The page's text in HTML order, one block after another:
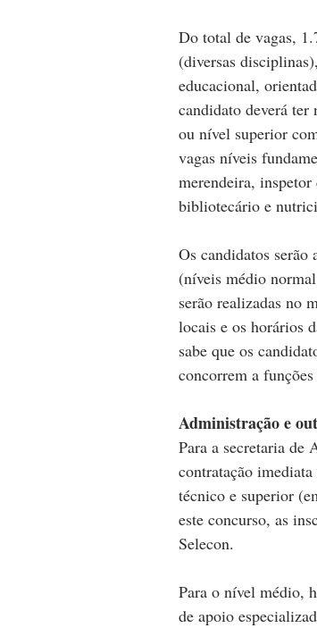
Do total de vagas,
(diversas
educacional,
candidato deverá
ou nível superior
vagas níveis
merendeira,
bibliotecário e
Os candidatos
(níveis médio
serão realizadas no
locais e os horários
sabe que os
concorrem a
Administração e
Para a secretaria de
contratação
técnico e superior
este concurso, as
Selecon.
Para o nível médio,
de apoio